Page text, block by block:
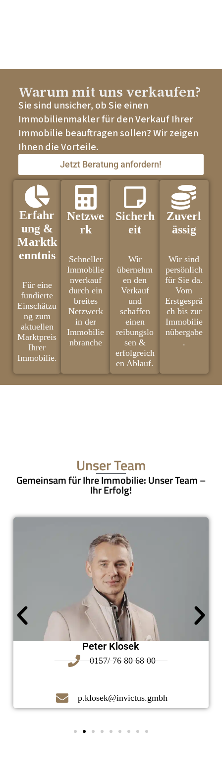
Warum mit uns verkaufen?
Sie sind unsicher, ob Sie einen
Immobilienmakler für den Verkauf Ihrer
Immobilie beauftragen sollen? Wir zeigen
Ihnen die Vorteile.
Jetzt Beratung anfordern!
Erfahr
ung &
Marktk
enntnis
Für eine
fundierte
Einschätzu
ng zum
aktuellen
Marktpreis
Ihrer
Immobilie.
Netzwe
rk
Schneller
Immobilie
nverkauf
durch ein
breites
Netzwerk
in der
Immobilie
nbranche
Sicherh
eit
Wir
übernehm
en den
Verkauf
und
schaffen
einen
reibungslo
sen &
erfolgreich
en Ablauf.
Zuverl
ässig
Wir sind
persönlich
für Sie da.
Vom
Erstgesprä
ch bis zur
Immobilie
nübergabe
.
Unser Team
Gemeinsam für Ihre Immobilie: Unser Team –
Ihr Erfolg!
Peter Klosek
0157/ 76 80 68 00
p.klosek@invictus.gmbh